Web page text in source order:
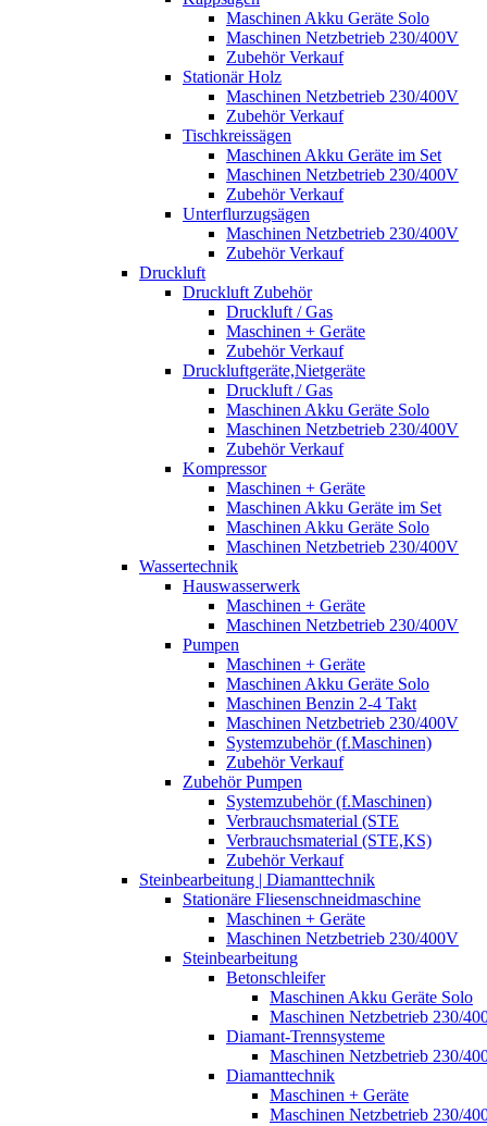
Maschinen Akku Geräte Solo
Maschinen Netzbetrieb 230/400V
Zubehör Verkauf
Stationär Holz
Maschinen Netzbetrieb 230/400V
Zubehör Verkauf
Tischkreissägen
Maschinen Akku Geräte im Set
Maschinen Netzbetrieb 230/400V
Zubehör Verkauf
Unterflurzugsägen
Maschinen Netzbetrieb 230/400V
Zubehör Verkauf
Druckluft
Druckluft Zubehör
Druckluft / Gas
Maschinen + Geräte
Zubehör Verkauf
Druckluftgeräte,Nietgeräte
Druckluft / Gas
Maschinen Akku Geräte Solo
Maschinen Netzbetrieb 230/400V
Zubehör Verkauf
Kompressor
Maschinen + Geräte
Maschinen Akku Geräte im Set
Maschinen Akku Geräte Solo
Maschinen Netzbetrieb 230/400V
Wassertechnik
Hauswasserwerk
Maschinen + Geräte
Maschinen Netzbetrieb 230/400V
Pumpen
Maschinen + Geräte
Maschinen Akku Geräte Solo
Maschinen Benzin 2-4 Takt
Maschinen Netzbetrieb 230/400V
Systemzubehör (f.Maschinen)
Zubehör Verkauf
Zubehör Pumpen
Systemzubehör (f.Maschinen)
Verbrauchsmaterial (STE
Verbrauchsmaterial (STE,KS)
Zubehör Verkauf
Steinbearbeitung | Diamanttechnik
Stationäre Fliesenschneidmaschine
Maschinen + Geräte
Maschinen Netzbetrieb 230/400V
Steinbearbeitung
Betonschleifer
Maschinen Akku Geräte Solo
Maschinen Netzbetrieb 230/
Diamant-Trennsysteme
Maschinen Netzbetrieb 230/
Diamanttechnik
Maschinen + Geräte
Maschinen Netzbetrieb 230/